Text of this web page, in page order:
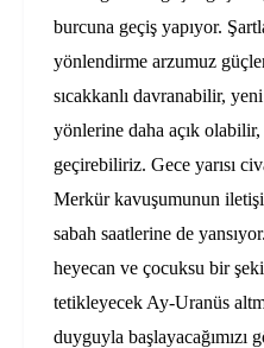
burcuna geçiş yapıyor.
yönlendirme arzumuz
sıcakkanlı davranabilir,
yönlerine daha açık
geçirebiliriz. Gece yarısı
Merkür kavuşumunun
sabah saatlerine de
heyecan ve çocuksu bir
tetikleyecek Ay-Uranüs
duyguyla başlayacağımızı